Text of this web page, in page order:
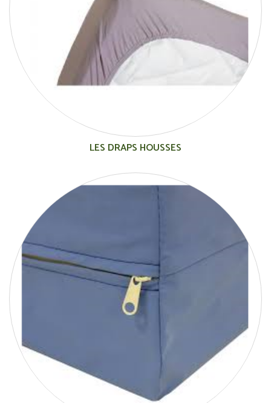
LES DRAPS HOUSSES